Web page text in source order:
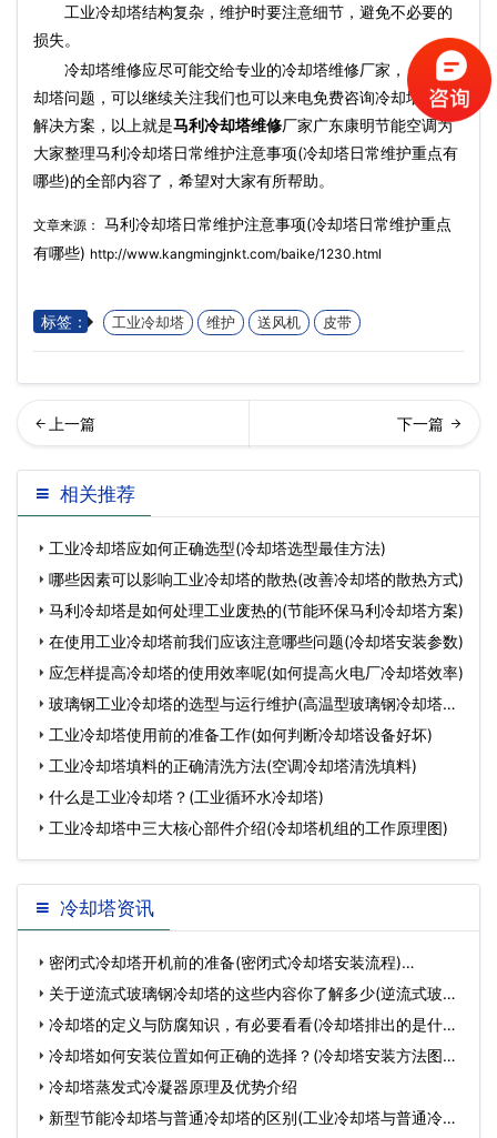
工业冷却塔结构复杂，维护时要注意细节，避免不必要的
损失。
冷却塔维修应尽可能交给专业的冷却塔维修厂家， 更多冷
却塔问题，可以继续关注我们也可以来电免费咨询冷却塔故障
解决方案，以上就是马利冷却塔维修厂家广东康明节能空调为
大家整理马利冷却塔日常维护注意事项(冷却塔日常维护重点有
哪些)的全部内容了，希望对大家有所帮助。
文章来源： 马利冷却塔日常维护注意事项(冷却塔日常维护重点
有哪些) http://www.kangmingjnkt.com/baike/1230.html
标签： 工业冷却塔 维护 送风机 皮带
利冷却塔的干球温度(冷却塔
出风温度如何确定)…
式冷却塔如何实现废热的回
收利用(闭式冷却塔节
相关推荐
工业冷却塔应如何正确选型(冷却塔选型最佳方法)
哪些因素可以影响工业冷却塔的散热(改善冷却塔的散热方式)
马利冷却塔是如何处理工业废热的(节能环保马利冷却塔方案)
在使用工业冷却塔前我们应该注意哪些问题(冷却塔安装参数)
应怎样提高冷却塔的使用效率呢(如何提高火电厂冷却塔效率)
玻璃钢工业冷却塔的选型与运行维护(高温型玻璃钢冷却塔型
号 工业冷却塔使用前的准备工作(如何判断冷却塔设备好坏)
工业冷却塔填料的正确清洗方法(空调冷却塔清洗填料)
什么是工业冷却塔？(工业循环水冷却塔)
工业冷却塔中三大核心部件介绍(冷却塔机组的工作原理图)
冷却塔资讯
密闭式冷却塔开机前的准备(密闭式冷却塔安装流程)…
关于逆流式玻璃钢冷却塔的这些内容你了解多少(逆流式玻璃
钢…冷却塔的定义与防腐知识，有必要看看(冷却塔排出的是什么)
… 冷却塔如何安装位置如何正确的选择？(冷却塔安装方法图解)
… 冷却塔蒸发式冷凝器原理及优势介绍
新型节能冷却塔与普通冷却塔的区别(工业冷却塔与普通冷却